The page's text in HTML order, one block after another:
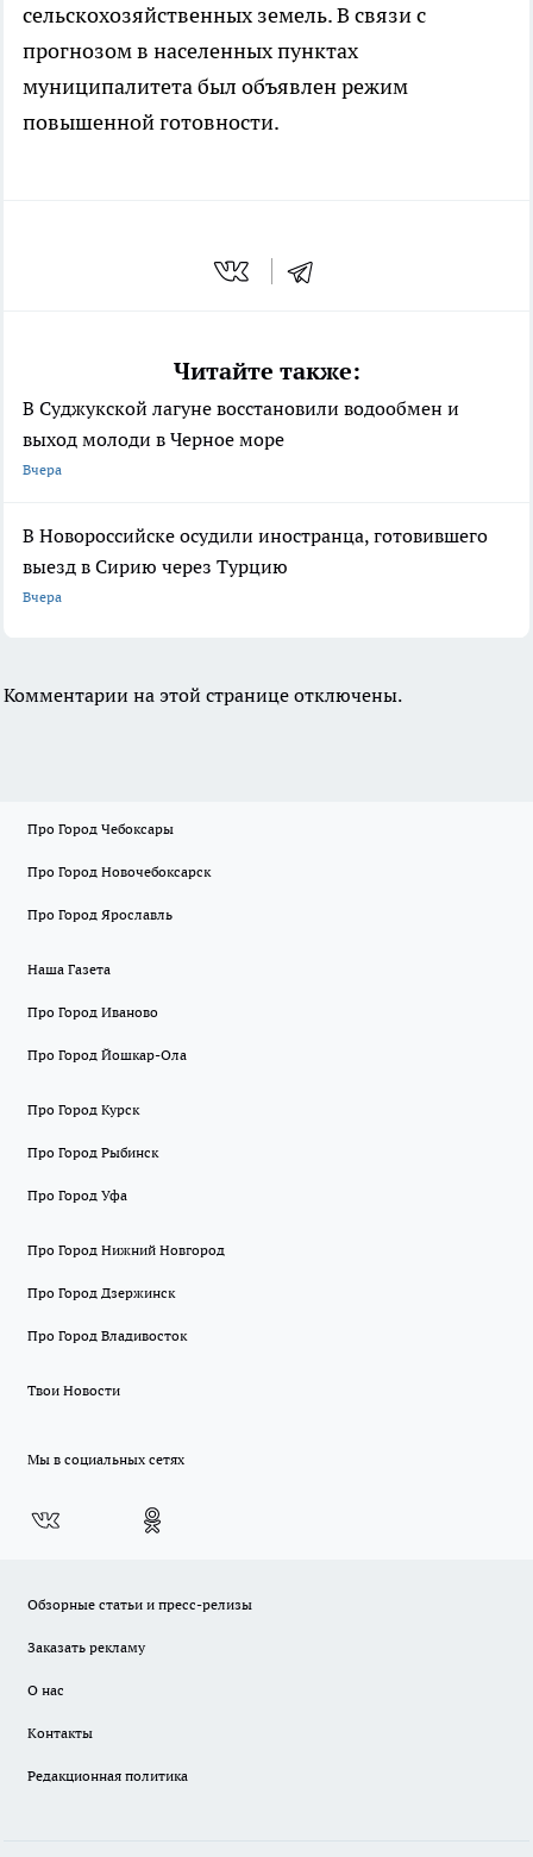
сельскохозяйственных земель. В связи с
прогнозом в населенных пунктах
муниципалитета был объявлен режим
повышенной готовности.
Читайте также:
В Суджукской лагуне восстановили водообмен и
выход молоди в Черное море
Вчера
В Новороссийске осудили иностранца, готовившего
выезд в Сирию через Турцию
Вчера
Комментарии на этой странице отключены.
Про Город Чебоксары
Про Город Новочебоксарск
Про Город Ярославль
Наша Газета
Про Город Иваново
Про Город Йошкар-Ола
Про Город Курск
Про Город Рыбинск
Про Город Уфа
Про Город Нижний Новгород
Про Город Дзержинск
Про Город Владивосток
Твои Новости
Мы в социальных сетях
Обзорные статьи и пресс-релизы
Заказать рекламу
О нас
Контакты
Редакционная политика